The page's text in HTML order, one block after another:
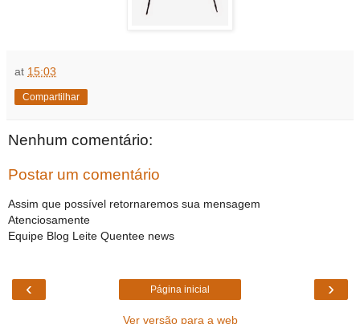
at 15:03
Compartilhar
Nenhum comentário:
Postar um comentário
Assim que possível retornaremos sua mensagem
Atenciosamente
Equipe Blog Leite Quentee news
‹ ›
Página inicial
Ver versão para a web